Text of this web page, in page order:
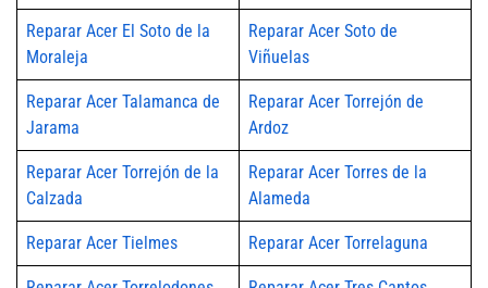
Reparar Acer El Soto de la
Moraleja
Reparar Acer Soto de
Viñuelas
Reparar Acer Talamanca de
Jarama
Reparar Acer Torrejón de
Ardoz
Reparar Acer Torrejón de la
Calzada
Reparar Acer Torres de la
Alameda
Reparar Acer Tielmes Reparar Acer Torrelaguna